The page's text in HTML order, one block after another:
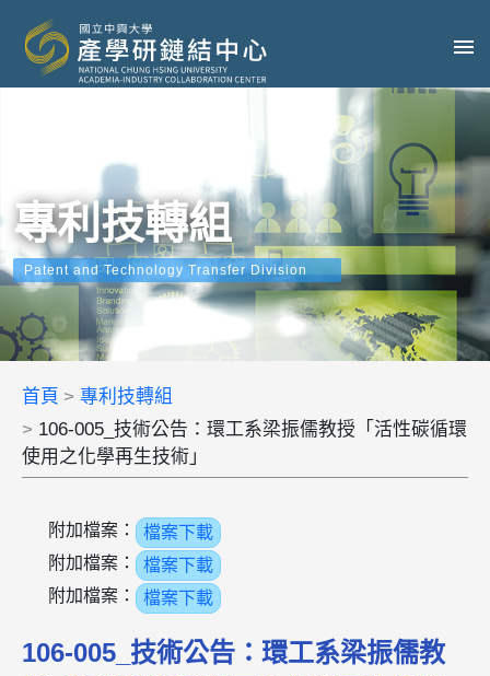
專利技轉組
Patent and Technology Transfer Division
首頁
專利技轉組
106-005_技術公告：環工系梁振儒教授「活性碳循環
使用之化學再生技術」
附加檔案：
檔案下載
附加檔案：
檔案下載
附加檔案：
檔案下載
106-005_技術公告：環工系梁振儒教